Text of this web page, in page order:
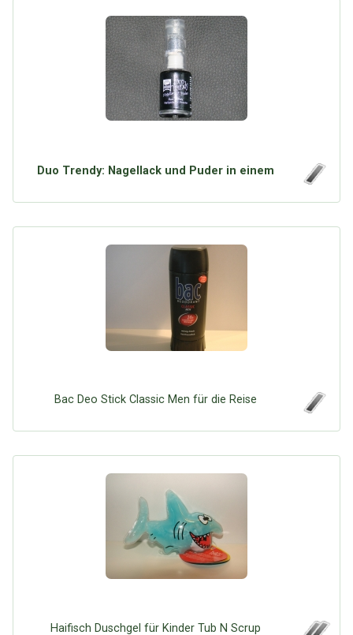
Duo Trendy: Nagellack und Puder in einem
Bac Deo Stick Classic Men für die Reise
Haifisch Duschgel für Kinder Tub N Scrup